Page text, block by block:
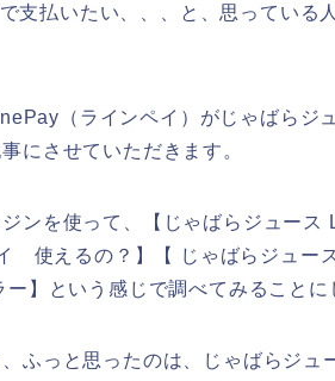
支払いたい、、、と、思っている
（ラインペイ）がじゃばらジ
にさせていただきます。
ンを使って、【じゃばらジュー
使えるの？】【 じゃばらジュー
】という感じで調べてみることに
ふっと思ったのは、じゃばらジュ